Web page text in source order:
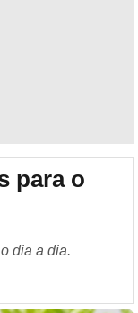
para o
dia a dia.